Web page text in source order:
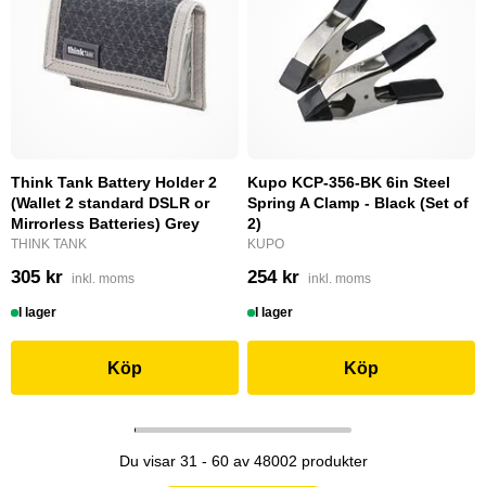
Think Tank Battery Holder 2
(Wallet 2 standard DSLR or
Mirrorless Batteries) Grey
THINK TANK
305 kr inkl. moms
I lager
Köp
Kupo KCP-356-BK 6in Steel
Spring A Clamp - Black (Set of
2)
KUPO
254 kr inkl. moms
I lager
Köp
Du visar 31 - 60 av 48002 produkter